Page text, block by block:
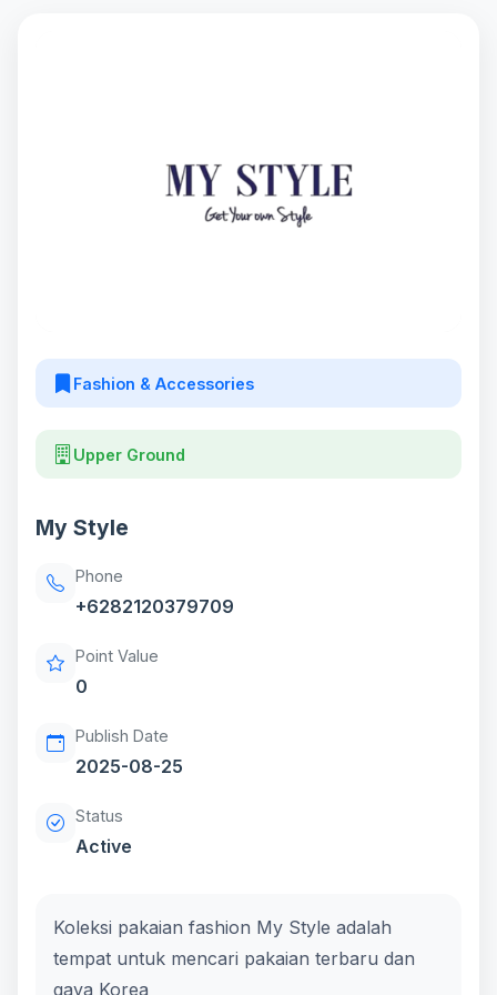
Fashion & Accessories
Upper Ground
My Style
Phone
+6282120379709
Point Value
0
Publish Date
2025-08-25
Status
Active
Koleksi pakaian fashion My Style adalah
tempat untuk mencari pakaian terbaru dan
gaya Korea